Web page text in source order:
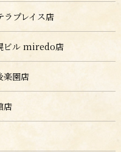
ラプレイス店
ビル miredo店
楽園店
店